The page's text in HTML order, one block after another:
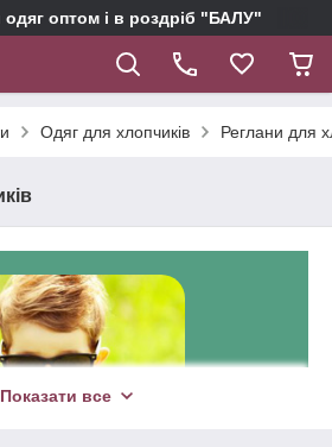
одяг оптом і в роздріб "БАЛУ"
Одяг для хлопчиків Реглани для
Показати все